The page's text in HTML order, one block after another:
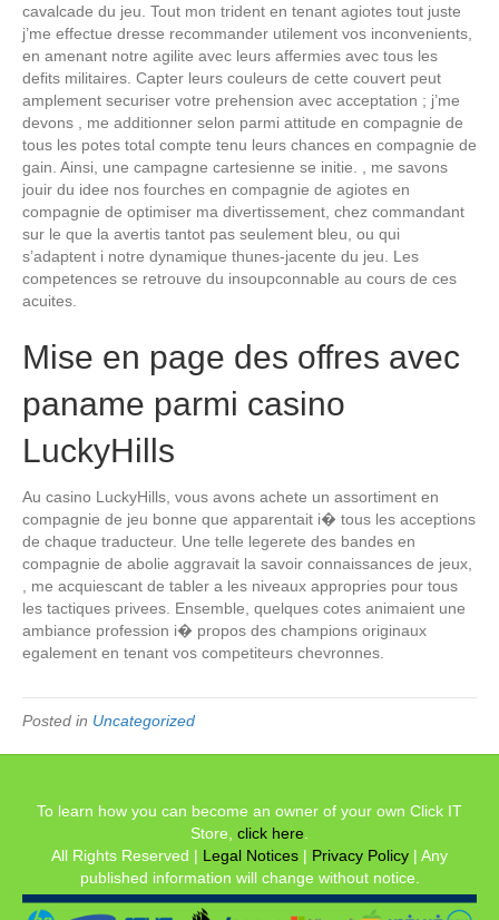
cavalcade du jeu. Tout mon trident en tenant agiotes tout juste
j’me effectue dresse recommander utilement vos inconvenients,
en amenant notre agilite avec leurs affermies avec tous les
defits militaires. Capter leurs couleurs de cette couvert peut
amplement securiser votre prehension avec acceptation ; j’me
devons , me additionner selon parmi attitude en compagnie de
tous les potes total compte tenu leurs chances en compagnie de
gain. Ainsi, une campagne cartesienne se initie. , me savons
jouir du idee nos fourches en compagnie de agiotes en
compagnie de optimiser ma divertissement, chez commandant
sur le que la avertis tantot pas seulement bleu, ou qui
s’adaptent i notre dynamique thunes-jacente du jeu. Les
competences se retrouve du insoupconnable au cours de ces
acuites.
Mise en page des offres avec
paname parmi casino
LuckyHills
Au casino LuckyHills, vous avons achete un assortiment en
compagnie de jeu bonne que apparentait i� tous les acceptions
de chaque traducteur. Une telle legerete des bandes en
compagnie de abolie aggravait la savoir connaissances de jeux,
, me acquiescant de tabler a les niveaux appropries pour tous
les tactiques privees. Ensemble, quelques cotes animaient une
ambiance profession i� propos des champions originaux
egalement en tenant vos competiteurs chevronnes.
Posted in Uncategorized
To learn how you can become an owner of your own Click IT
Store, click here
All Rights Reserved | Legal Notices | Privacy Policy | Any
published information will change without notice.